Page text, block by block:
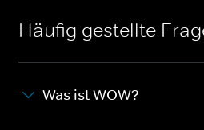
Häufig gestellte
Was ist WOW?